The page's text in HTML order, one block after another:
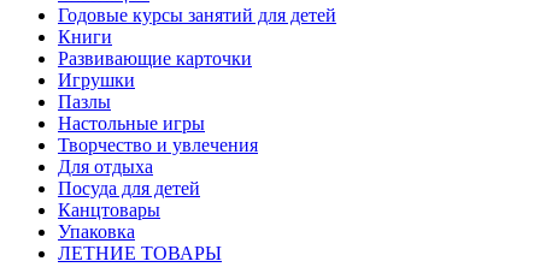
Годовые курсы занятий для детей
Книги
Развивающие карточки
Игрушки
Пазлы
Настольные игры
Творчество и увлечения
Для отдыха
Посуда для детей
Канцтовары
Упаковка
ЛЕТНИЕ ТОВАРЫ